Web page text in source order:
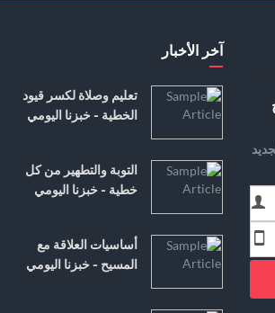
آخر الأخبار
تعليم وصلاة لكسر قيود
الخطية - خبزنا اليومي
التوبة والتطهير من كل
خطية - خبزنا اليومي
أساسيات العلاقة مع
المسيح - خبزنا اليومي